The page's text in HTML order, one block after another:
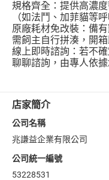
規格齊全：提供高濃
（如法鬥、加菲貓等
原廠耗材免改裝：備
需飼主自行拼湊，開
線上即時諮詢：若不
聊聊諮詢，由專人依
店家簡介
公司名稱
兆謙益企業有限公司
公司統一編號
53228531